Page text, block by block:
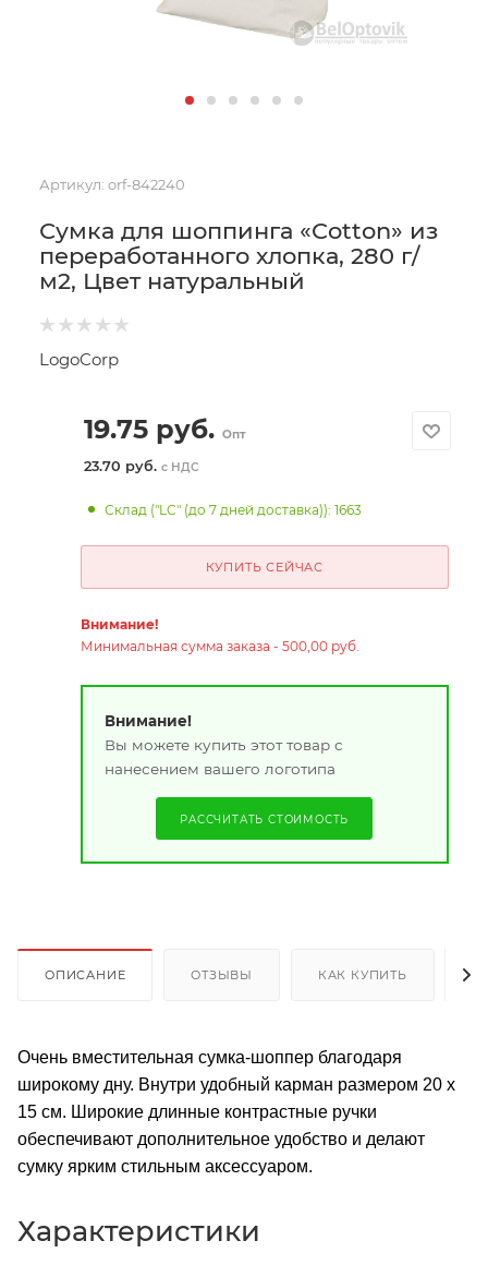
Артикул: orf-842240
Сумка для шоппинга «Cotton» из
переработанного хлопка, 280 г/
м2, Цвет натуральный
LogoCorp
19.75руб. Опт
23.70 руб. с НДС
Склад ("LC" (до 7 дней доставка)): 1663
КУПИТЬ СЕЙЧАС
Внимание!
Минимальная сумма заказа - 500,00 руб.
Внимание!
Вы можете купить этот товар с
нанесением вашего логотипа
РАССЧИТАТЬ СТОИМОСТЬ
ОПИСАНИЕ ОТЗЫВЫ КАК КУПИТЬ
Очень вместительная сумка-шоппер благодаря
широкому дну. Внутри удобный карман размером 20 х
15 см. Широкие длинные контрастные ручки
обеспечивают дополнительное удобство и делают
сумку ярким стильным аксессуаром.
Характеристики